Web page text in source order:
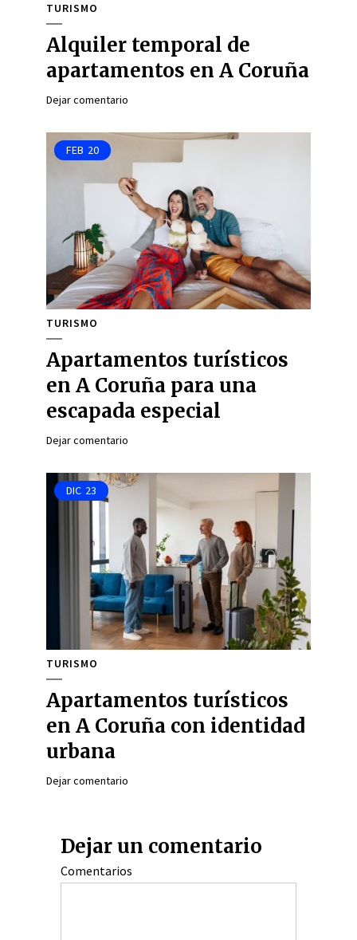
TURISMO
Alquiler temporal de
apartamentos en A Coruña
Dejar comentario
FEB 20
TURISMO
Apartamentos turísticos
en A Coruña para una
escapada especial
Dejar comentario
DIC 23
TURISMO
Apartamentos turísticos
en A Coruña con identidad
urbana
Dejar comentario
Dejar un comentario
Comentarios